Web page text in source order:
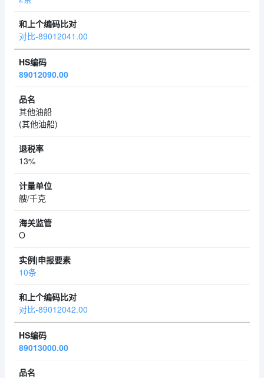
对比-89012041.00
89012090.00
其他油船
(其他油船)
13%
艘/千克
O
10条
对比-89012042.00
89013000.00